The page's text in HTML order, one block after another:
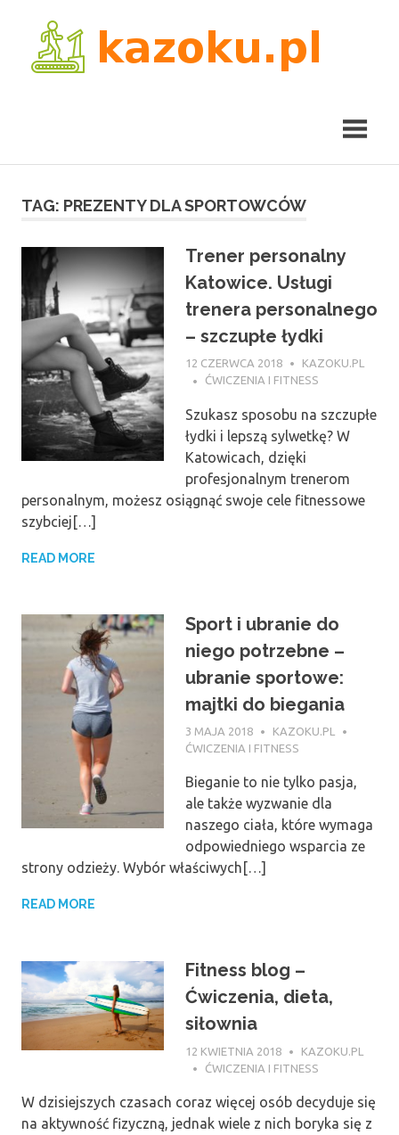
content
TAG: PREZENTY DLA SPORTOWCÓW
Trener personalny
Katowice. Usługi
trenera personalnego
– szczupłe łydki
12 CZERWCA 2018
KAZOKU.PL
ĆWICZENIA I FITNESS
Szukasz sposobu na szczupłe
łydki i lepszą sylwetkę? W
Katowicach, dzięki
profesjonalnym trenerom
personalnym, możesz osiągnąć swoje cele fitnessowe
szybciej[…]
READ MORE
Sport i ubranie do
niego potrzebne –
ubranie sportowe:
majtki do biegania
3 MAJA 2018
KAZOKU.PL
ĆWICZENIA I FITNESS
Bieganie to nie tylko pasja,
ale także wyzwanie dla
naszego ciała, które wymaga
odpowiedniego wsparcia ze
strony odzieży. Wybór właściwych[…]
READ MORE
Fitness blog –
Ćwiczenia, dieta,
siłownia
12 KWIETNIA 2018
KAZOKU.PL
ĆWICZENIA I FITNESS
W dzisiejszych czasach coraz więcej osób decyduje się
na aktywność fizyczną, jednak wiele z nich boryka się z